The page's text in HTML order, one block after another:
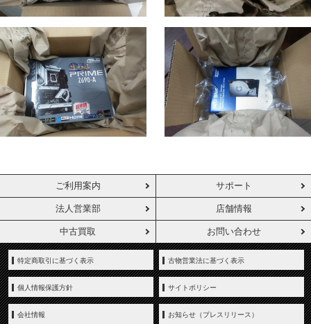
ご利用案内 サポート
法人営業部 店舗情報
中古買取 お問い合わせ
特定商取引に基づく表示 古物営業法に基づく表示
個人情報保護方針 サイトポリシー
会社情報 お知らせ（プレスリリース）